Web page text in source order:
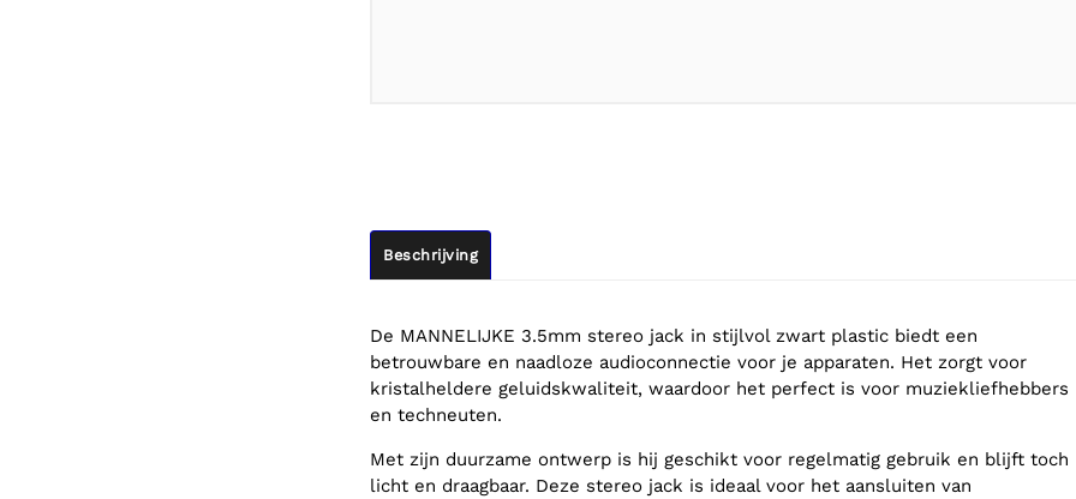
Beschrijving
De MANNELIJKE 3.5mm stereo jack in stijlvol zwart plastic biedt een
betrouwbare en naadloze audioconnectie voor je apparaten. Het zorgt voor
kristalheldere geluidskwaliteit, waardoor het perfect is voor muziekliefhebbers
en techneuten.
Met zijn duurzame ontwerp is hij geschikt voor regelmatig gebruik en blijft toch
licht en draagbaar. Deze stereo jack is ideaal voor het aansluiten van